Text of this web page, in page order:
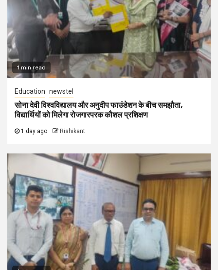
1 min read
Education newstel
सोना देवी विश्वविद्यालय और अनुदीप फाउंडेशन के बीच समझौता,
विद्यार्थियों को मिलेगा रोजगारपरक कौशल प्रशिक्षण
1 day ago Rishikant